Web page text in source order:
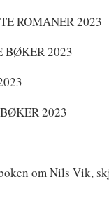
ROMANER 2023
BØKER 2023
2023
om Nils Vik,